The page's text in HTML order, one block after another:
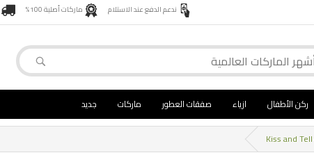
ندعم الدفع عند الاستلام ماركات أصلية 100%
ركن الأطفال ازياء صفقات العطور ماركات جديد